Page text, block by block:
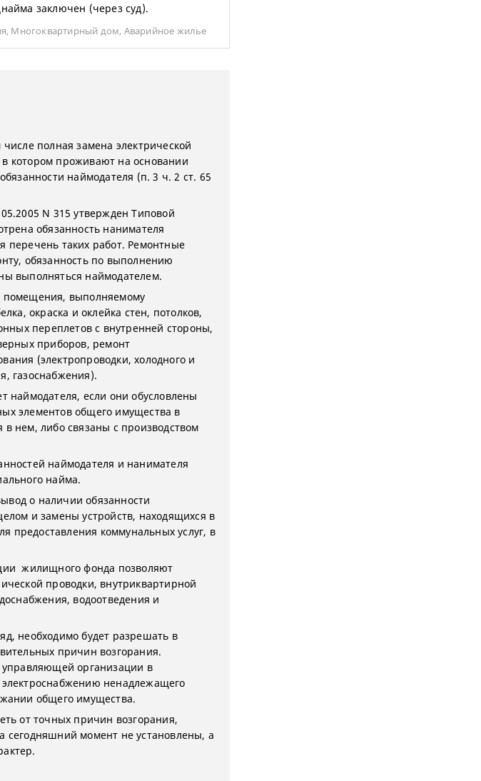
заключен (через суд).
, Многоквартирный дом, Аварийное жилье
полная замена электрической
котором проживают на основании
наймодателя (п. 3 ч. 2 ст. 65
N 315 утвержден Типовой
обязанность нанимателя
перечень таких работ. Ремонтные
обязанность по выполнению
выполняться наймодателем.
помещения, выполняемому
окраска и оклейка стен, потолков,
переплетов с внутренней стороны,
приборов, ремонт
(электропроводки, холодного и
газоснабжения).
наймодателя, если они обусловлены
элементов общего имущества в
нем, либо связаны с производством
наймодателя и нанимателя
найма.
о наличии обязанности
и замены устройств, находящихся в
коммунальных услуг, в
жилищного фонда позволяют
проводки, внутриквартирной
водоотведения и
необходимо будет разрешать в
причин возгорания.
управляющей организации в
ненадлежащего
общего имущества.
от точных причин возгорания,
момент не установлены, а